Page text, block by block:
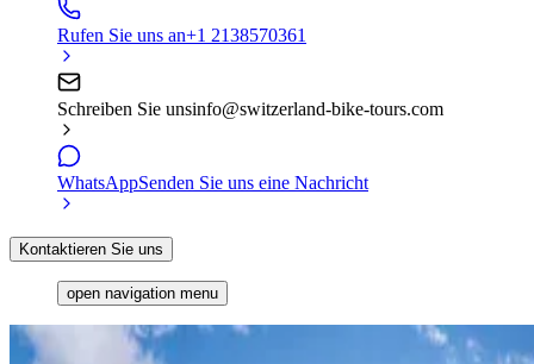
Rufen Sie uns an+1 2138570361
Schreiben Sie unsinfo@switzerland-bike-tours.com
WhatsAppSenden Sie uns eine Nachricht
Kontaktieren Sie uns
open navigation menu